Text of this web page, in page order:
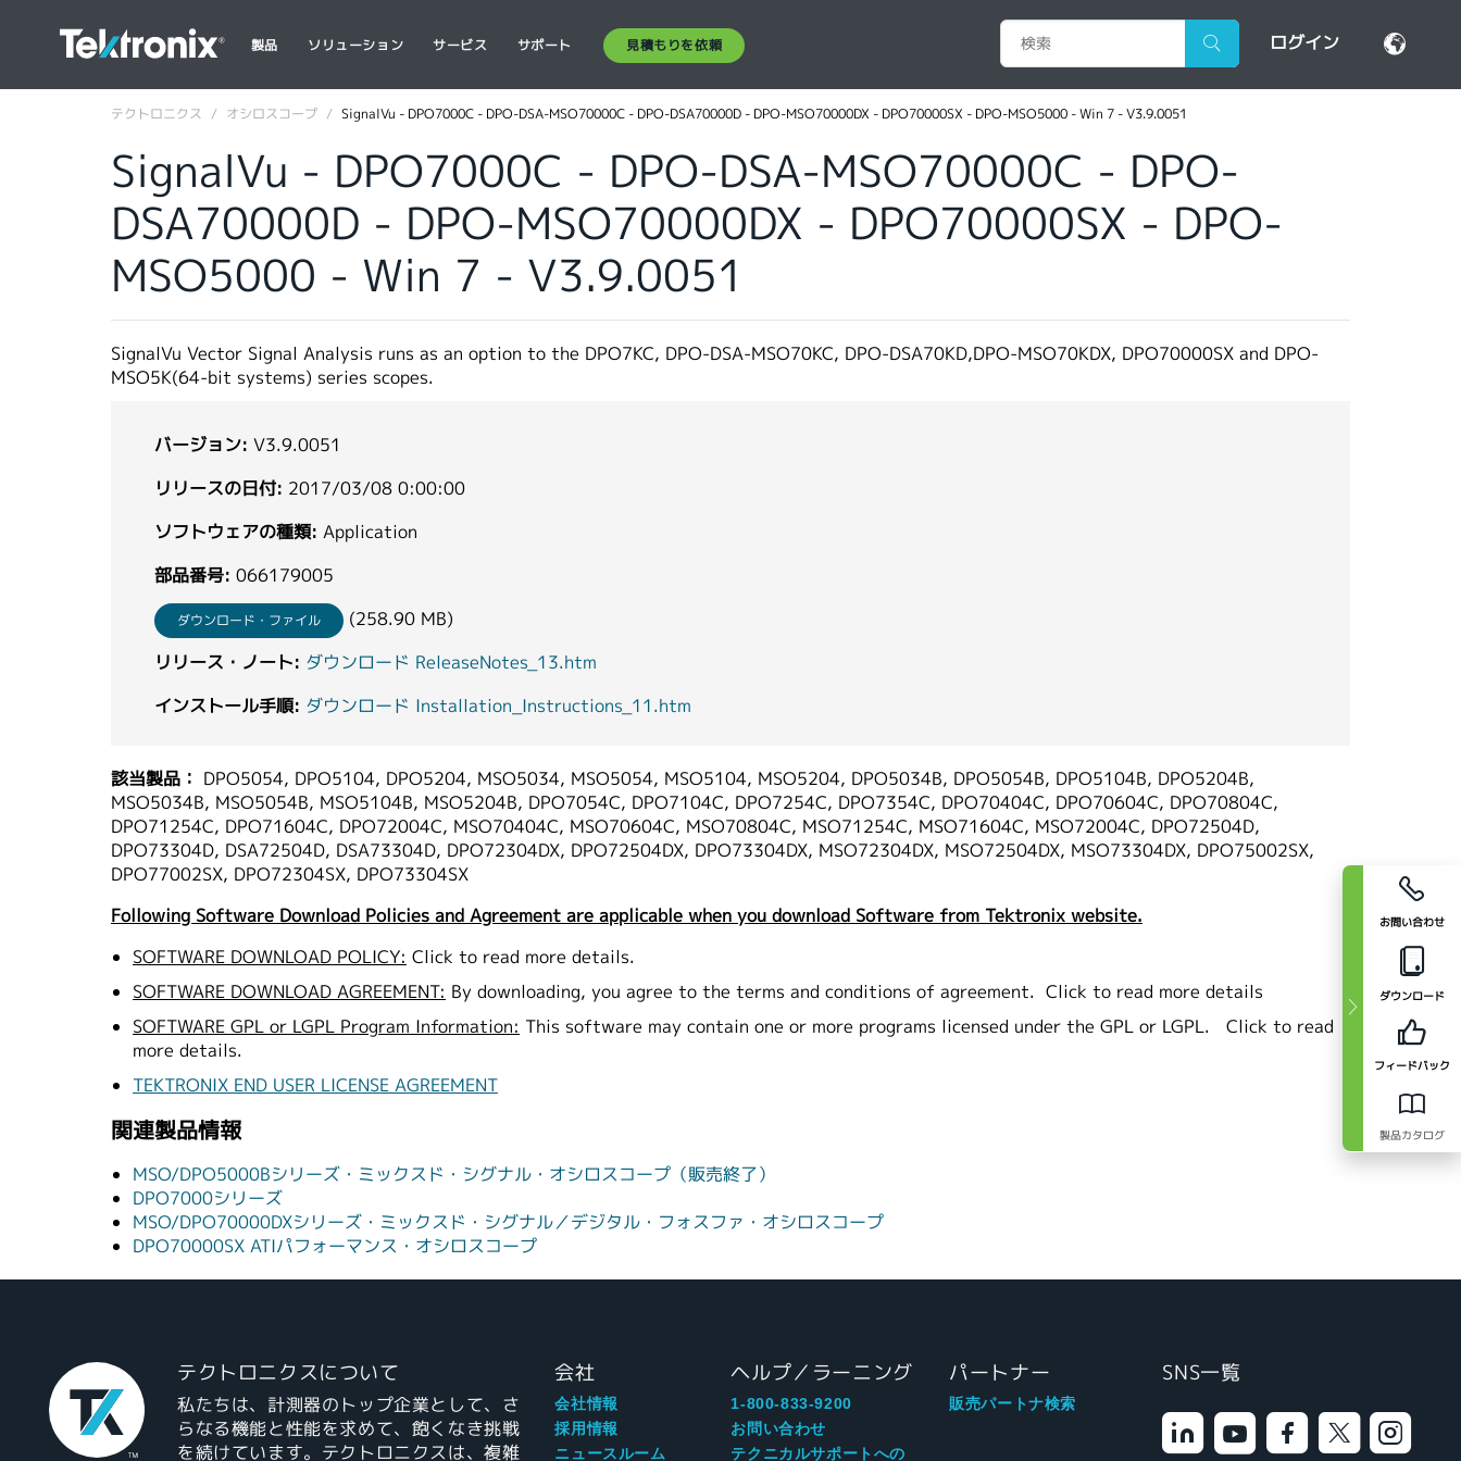
製品 ソリューション サービス サポート 見積もりを依頼 ログイン
お問い合わせ
ダウンロード
フィードバック
製品カタログ
テクトロニクス オシロスコープ SignalVu - DPO7000C - DPO-DSA-MSO70000C - DPO-DSA70000D - DPO-MSO70000DX - DPO70000SX - DPO-MSO5000 - Win 7 - V3.9.0051
SignalVu - DPO7000C - DPO-DSA-MSO70000C - DPO-
DSA70000D - DPO-MSO70000DX - DPO70000SX - DPO-
MSO5000 - Win 7 - V3.9.0051
SignalVu Vector Signal Analysis runs as an option to the DPO7KC, DPO-DSA-MSO70KC, DPO-DSA70KD,DPO-MSO70KDX, DPO70000SX and DPO-
MSO5K(64-bit systems) series scopes.
バージョン: V3.9.0051
リリースの日付: 2017/03/08 0:00:00
ソフトウェアの種類: Application
部品番号: 066179005
ダウンロード・ファイル
(258.90 MB)
リリース・ノート: ダウンロード ReleaseNotes_13.htm
インストール手順: ダウンロード Installation_Instructions_11.htm
該当製品： DPO5054, DPO5104, DPO5204, MSO5034, MSO5054, MSO5104, MSO5204, DPO5034B, DPO5054B, DPO5104B, DPO5204B,
MSO5034B, MSO5054B, MSO5104B, MSO5204B, DPO7054C, DPO7104C, DPO7254C, DPO7354C, DPO70404C, DPO70604C, DPO70804C,
DPO71254C, DPO71604C, DPO72004C, MSO70404C, MSO70604C, MSO70804C, MSO71254C, MSO71604C, MSO72004C, DPO72504D,
DPO73304D, DSA72504D, DSA73304D, DPO72304DX, DPO72504DX, DPO73304DX, MSO72304DX, MSO72504DX, MSO73304DX, DPO75002SX,
DPO77002SX, DPO72304SX, DPO73304SX
Following Software Download Policies and Agreement are applicable when you download Software from Tektronix website.
SOFTWARE DOWNLOAD POLICY: Click to read more details.
SOFTWARE DOWNLOAD AGREEMENT: By downloading, you agree to the terms and conditions of agreement. Click to read more details
SOFTWARE GPL or LGPL Program Information: This software may contain one or more programs licensed under the GPL or LGPL.
Click to read
more details.
TEKTRONIX END USER LICENSE AGREEMENT
関連製品情報
MSO/DPO5000Bシリーズ・ミックスド・シグナル・オシロスコープ（販売終了）
DPO7000シリーズ
MSO/DPO70000DXシリーズ・ミックスド・シグナル／デジタル・フォスファ・オシロスコープ
DPO70000SX ATIパフォーマンス・オシロスコープ
テクトロニクスについて
私たちは、計測器のトップ企業として、さ
らなる機能と性能を求めて、飽くなき挑戦
を続けています。テクトロニクスは、複雑
会社
会社情報
採用情報
ニュースルーム
ヘルプ／ラーニング
1-800-833-9200
お問い合わせ
テクニカルサポートへの
パートナー
販売パートナ検索
SNS一覧